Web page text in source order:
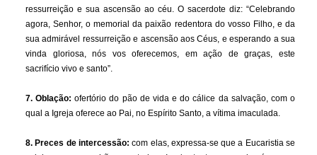
ressurreição e sua ascensão ao céu. O sacerdote diz: “Celebrando
agora, Senhor, o memorial da paixão redentora do vosso Filho, e da
sua admirável ressurreição e ascensão aos Céus, e esperando a sua
vinda gloriosa, nós vos oferecemos, em ação de graças, este
sacrifício vivo e santo”.
7. Oblação: ofertório do pão de vida e do cálice da salvação, com o
qual a Igreja oferece ao Pai, no Espírito Santo, a vítima imaculada.
8. Preces de intercessão: com elas, expressa-se que a Eucaristia se